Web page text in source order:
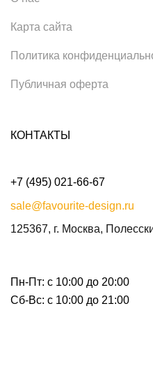
Карта сайта
Политика
Публичная оферта
КОНТАКТЫ
+7 (495) 021-66-67
sale@favourite-design.ru
125367, г. Москва,
Пн-Пт: с 10:00 до 20:00
Сб-Вс: с 10:00 до 21:00